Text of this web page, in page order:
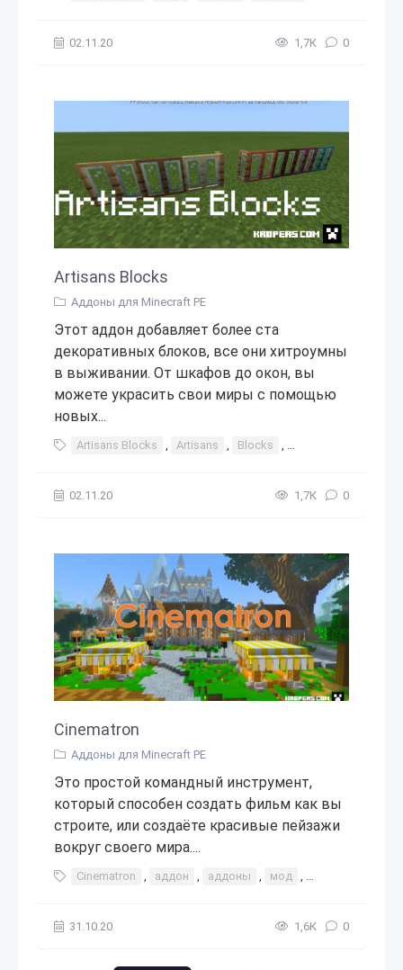
02.11.20 1,7К 0
Artisans Blocks
Аддоны для Minecraft PE
Этот аддон добавляет более ста
декоративных блоков, все они хитроумны
в выживании. От шкафов до окон, вы
можете украсить свои миры с помощью
новых...
Artisans Blocks , Artisans , Blocks , артисанс
02.11.20 1,7К 0
Cinematron
Аддоны для Minecraft PE
Это простой командный инструмент,
который способен создать фильм как вы
строите, или создаёте красивые пейзажи
вокруг своего мира....
Cinematron , аддон , аддоны , мод , моды
31.10.20 1,6К 0